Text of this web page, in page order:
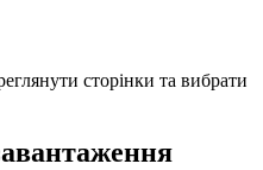
сторінки та вибрати